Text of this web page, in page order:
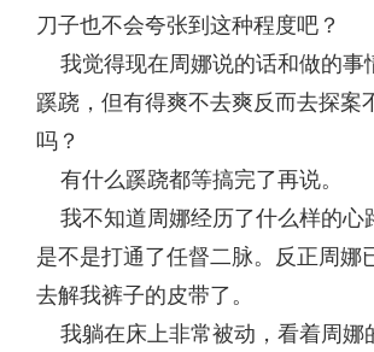
刀子也不会夸张到这种程度吧？
我觉得现在周娜说的话和做的事
蹊跷，但有得爽不去爽反而去探案
吗？
有什么蹊跷都等搞完了再说。
我不知道周娜经历了什么样的心
是不是打通了任督二脉。反正周娜
去解我裤子的皮带了。
我躺在床上非常被动，看着周娜